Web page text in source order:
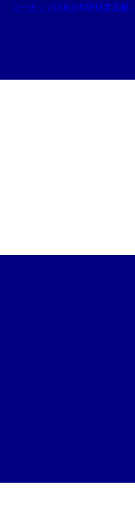
コーカップ日本少年野球東京都東